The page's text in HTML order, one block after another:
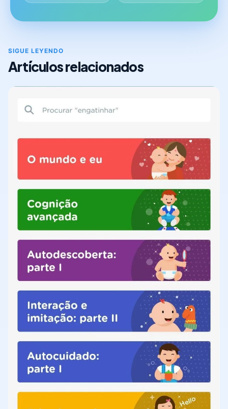
SIGUE LEYENDO
Artículos relacionados